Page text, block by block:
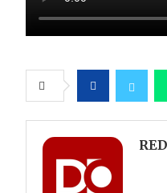
FacebookTwitter